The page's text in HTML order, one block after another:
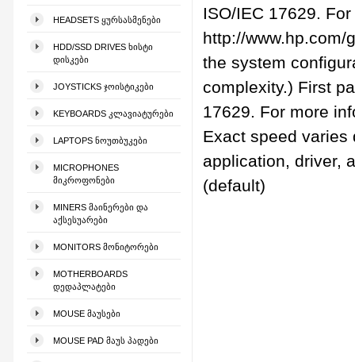
HEADSETS ᲧᲣᲠᲡᲐᲡᲛᲔᲜᲔᲑᲘ
HDD/SSD DRIVES ᲮᲘᲡᲢᲘ
ᲓᲘᲡᲙᲔᲑᲘ
JOYSTICKS ᲯᲝᲘᲡᲢᲘᲙᲔᲑᲘ
KEYBOARDS ᲙᲚᲐᲕᲘᲐᲢᲣᲠᲔᲑᲘ
LAPTOPS ᲜᲝᲣᲗᲑᲣᲙᲔᲑᲘ
MICROPHONES
ᲛᲘᲙᲠᲝᲤᲝᲜᲔᲑᲘ
MINERS ᲛᲐᲘᲜᲔᲠᲔᲑᲘ ᲓᲐ
ᲐᲥᲡᲔᲡᲣᲐᲠᲔᲑᲘ
MONITORS ᲛᲝᲜᲘᲢᲝᲠᲔᲑᲘ
MOTHERBOARDS
ᲓᲔᲓᲐᲞᲚᲐᲢᲔᲑᲘ
MOUSE ᲛᲐᲣᲡᲔᲑᲘ
MOUSE PAD ᲛᲐᲣᲡ ᲞᲐᲓᲔᲑᲘ
ISO/IEC 17629.
http://
the system
complexity.) First
17629. For more
Exact speed varies
application, driver,
(default)